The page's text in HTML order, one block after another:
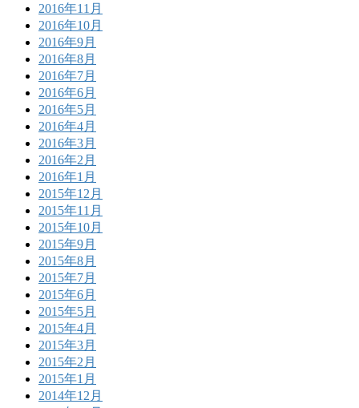
2016年11月
2016年10月
2016年9月
2016年8月
2016年7月
2016年6月
2016年5月
2016年4月
2016年3月
2016年2月
2016年1月
2015年12月
2015年11月
2015年10月
2015年9月
2015年8月
2015年7月
2015年6月
2015年5月
2015年4月
2015年3月
2015年2月
2015年1月
2014年12月